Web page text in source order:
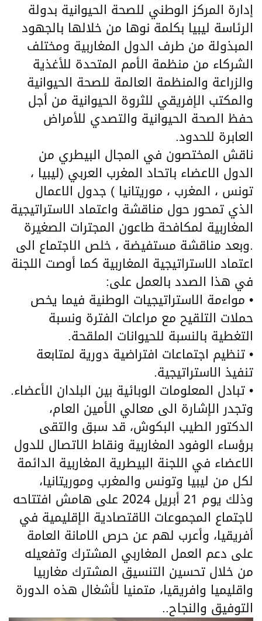
إدارة المركز الوطني للصحة الحيوانية بدولة
الرئاسة ليبيا بكلمة نوها من خلالها بالجهود
المبذولة من طرف الدول المغاربية ومختلف
الشركاء من منظمة الأمم المتحدة للأغذية
والزراعة والمنظمة العالمة للصحة الحيوانية
والمكتب الإفريقي للثروة الحيوانية من أجل
حفظ الصحة الحيوانية والتصدي للأمراض
العابرة للحدود.
ناقش المختصون في المجال البيطري من
الدول الاعضاء باتحاد المغرب العربي (ليبيا ،
تونس ، المغرب ، موريتانيا ) جدول الاعمال
الذي تمحور حول مناقشة واعتماد الاستراتيجية
المغاربية لمكافحة طاعون المجترات الصغيرة
.وبعد مناقشة مستفيضة ، خلص الاجتماع الى
اعتماد الاستراتيجية المغاربية كما أوصت اللجنة
في هذا الصدد بالعمل على:
• مواءمة الاستراتيجيات الوطنية فيما يخص
حملات التلقيح مع مراعات الفترة ونسبة
التغطية بالنسبة للحيوانات الملقحة.
• تنظيم اجتماعات افتراضية دورية لمتابعة
تنفيذ الاستراتيجية.
• تبادل المعلومات الوبائية بين البلدان الأعضاء.
وتجدر الإشارة الى معالي الأمين العام،
الدكتور الطيب البكوش، قد سبق والتقى
برؤساء الوفود المغاربية ونقاط الاتصال للدول
الاعضاء في اللجنة البيطرية المغاربية الدائمة
لكل من ليبيا وتونس والمغرب وموريتانيا،
وذلك يوم 21 أبريل 2024 على هامش افتتاحه
لاجتماع المجموعات الاقتصادية الإقليمية في
أفريقيا، وأعرب لهم عن حرص الامانة العامة
على دعم العمل المغاربي المشترك وتفعيله
من خلال تحسين التنسيق المشترك مغاربيا
واقليميا وافريقيا، متمنيا لأشغال هذه الدورة
التوفيق والنجاح..